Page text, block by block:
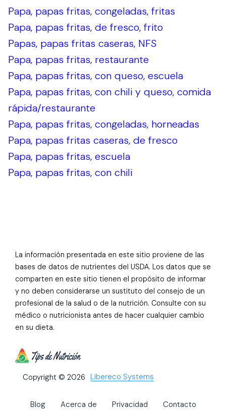
Papa, papas fritas, congeladas, fritas
Papa, papas fritas, de fresco, frito
Papas, papas fritas caseras, NFS
Papa, papas fritas, restaurante
Papa, papas fritas, con queso, escuela
Papa, papas fritas, con chili y queso, comida
rápida/restaurante
Papa, papas fritas, congeladas, horneadas
Papa, papas fritas caseras, de fresco
Papa, papas fritas, escuela
Papa, papas fritas, con chili
La información presentada en este sitio proviene de las
bases de datos de nutrientes del USDA. Los datos que se
comparten en este sitio tienen el propósito de informar
y no deben considerarse un sustituto del consejo de un
profesional de la salud o de la nutrición. Consulte con su
médico o nutricionista antes de hacer cualquier cambio
en su dieta.
Copyright © 2026 Libereco Systems
Blog Acerca de Privacidad Contacto